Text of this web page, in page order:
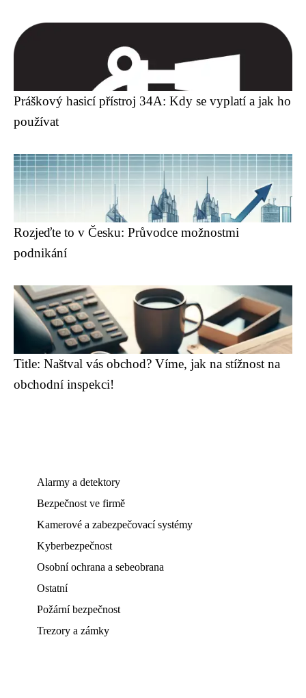
Práškový hasicí přístroj 34A: Kdy se vyplatí a jak ho
používat
Rozjeďte to v Česku: Průvodce možnostmi
podnikání
Title: Naštval vás obchod? Víme, jak na stížnost na
obchodní inspekci!
Alarmy a detektory
Bezpečnost ve firmě
Kamerové a zabezpečovací systémy
Kyberbezpečnost
Osobní ochrana a sebeobrana
Ostatní
Požární bezpečnost
Trezory a zámky